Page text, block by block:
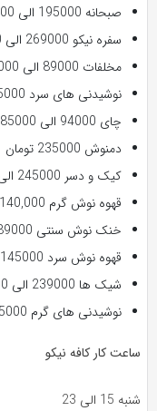
صبحانه 195000 الی 669000 تومان
سفره نیکو 269000 الی 459000 تومان
مخلفات 89000 الی 99000 تومان
نوشیدنی های سرد 75000 الی 239000 تومان
چای 94000 الی 285000 تومان
دمنوش 235000 تومان
کیک و دسر 245000 الی 345000 تومان
قهوه نوش گرم 140,000 الی 325000 تومان
خنک نوش سنتی 189000 الی 249000 تومان
قهوه نوش سرد 145000 الی 295000 تومان
شیک ها 239000 الی 369000 تومان
نوشیدنی های گرم 205000 الی 235000 تومان
ساعت کار کافه نیکو
شنبه 15 الی 23